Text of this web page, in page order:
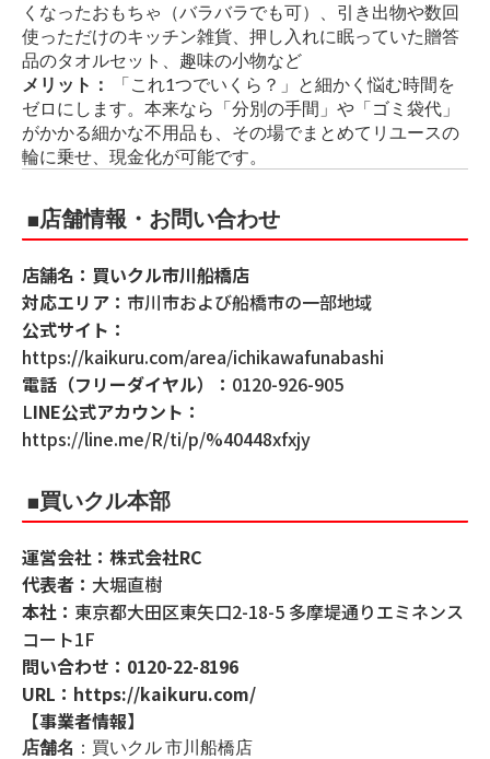
くなったおもちゃ（バラバラでも可）、引き出物や数回
使っただけのキッチン雑貨、押し入れに眠っていた贈答
品のタオルセット、趣味の小物など
メリット：
「これ1つでいくら？」と細かく悩む時間を
ゼロにします。本来なら「分別の手間」や「ゴミ袋代」
がかかる細かな不用品も、その場でまとめてリユースの
輪に乗せ、現金化が可能です。
■店舗情報・お問い合わせ
店舗名：買いクル市川船橋店
対応エリア： 市川市および船橋市の一部地域
公式サイト：
https://kaikuru.com/area/ichikawafunabashi
電話（フリーダイヤル）： 0120-926-905
LINE公式アカウント：
https://line.me/R/ti/p/%40448xfxjy
■買いクル本部
運営会社：株式会社RC
代表者： 大堀直樹
本社： 東京都大田区東矢口2-18-5 多摩堤通りエミネンス
コート1F
問い合わせ： 0120-22-8196
URL： https://kaikuru.com/
【事業者情報】
店舗名 ：買いクル 市川船橋店